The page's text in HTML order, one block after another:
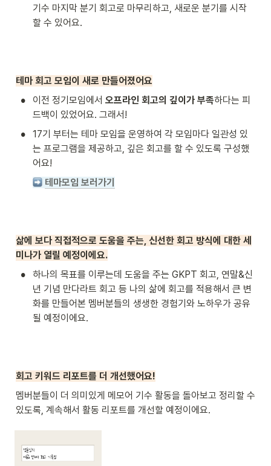
기수 마지막 분기 회고로 마무리하고, 새로운 분기를 시작
할 수 있어요.
테마 회고 모임이 새로 만들어졌어요
• 이전 정기모임에서 오프라인 회고의 깊이가 부족하다는 피
드백이 있었어요. 그래서!
•
17기 부터는 테마 모임을 운영하여 각 모임마다 일관성 있
는 프로그램을 제공하고, 깊은 회고를 할 수 있도록 구성했
어요!
테마모임 보러가기
삶에 보다 직접적으로 도움을 주는, 신선한 회고 방식에 대한 세
미나가 열릴 예정이에요.
•
하나의 목표를 이루는데 도움을 주는 GKPT 회고, 연말&신
년 기념 만다라트 회고 등 나의 삶에 회고를 적용해서 큰 변
화를 만들어본 멤버분들의 생생한 경험기와 노하우가 공유
될 예정이에요.
회고 키워드 리포트를 더 개선했어요!
멤버분들이 더 의미있게 메모어 기수 활동을 돌아보고 정리할 수
있도록, 계속해서 활동 리포트를 개선할 예정이에요.